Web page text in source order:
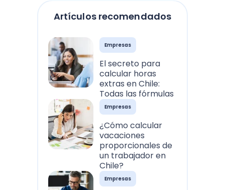
Artículos recomendados
Empresas
El secreto para
calcular horas
extras en Chile:
Todas las fórmulas
Empresas
¿Cómo calcular
vacaciones
proporcionales de
un trabajador en
Chile?
Empresas